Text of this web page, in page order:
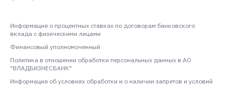
Информация о процентных ставках по договорам банковского
вклада с физическими лицами
Финансовый уполномоченный
Политика в отношении обработки персональных данных в АО
"ВЛАДБИЗНЕСБАНК"
Информация об условиях обработки и о наличии запретов и условий